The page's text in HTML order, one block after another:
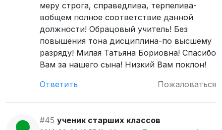
меру строга, справедлива, терпелива-
вобщем полное соответствие данной
должности! Обрацовый учитель! Без
повышения тона дисциплина-по высшему
разряду! Милая Татьяна Бориовна! Спасибо
Вам за нашего сына! Низкий Вам поклон!
Ответить
Пожаловаться
#45 ученик старших классов